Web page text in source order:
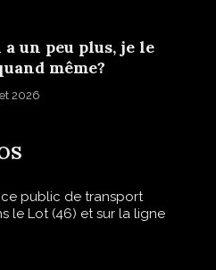
un peu plus, je le
même?
2026
public de transport
le Lot (46) et sur la ligne